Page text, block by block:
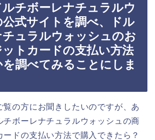
ルチボーレナチュラルウ
式サイトを調べ、ドル
ュラルウォッシュのお
トカードの支払い方法
調べてみることにしま
覧の方にお聞きしたいのですが、あ
チボーレナチュラルウォッシュの商
ドの支払い方法で購入できたら？